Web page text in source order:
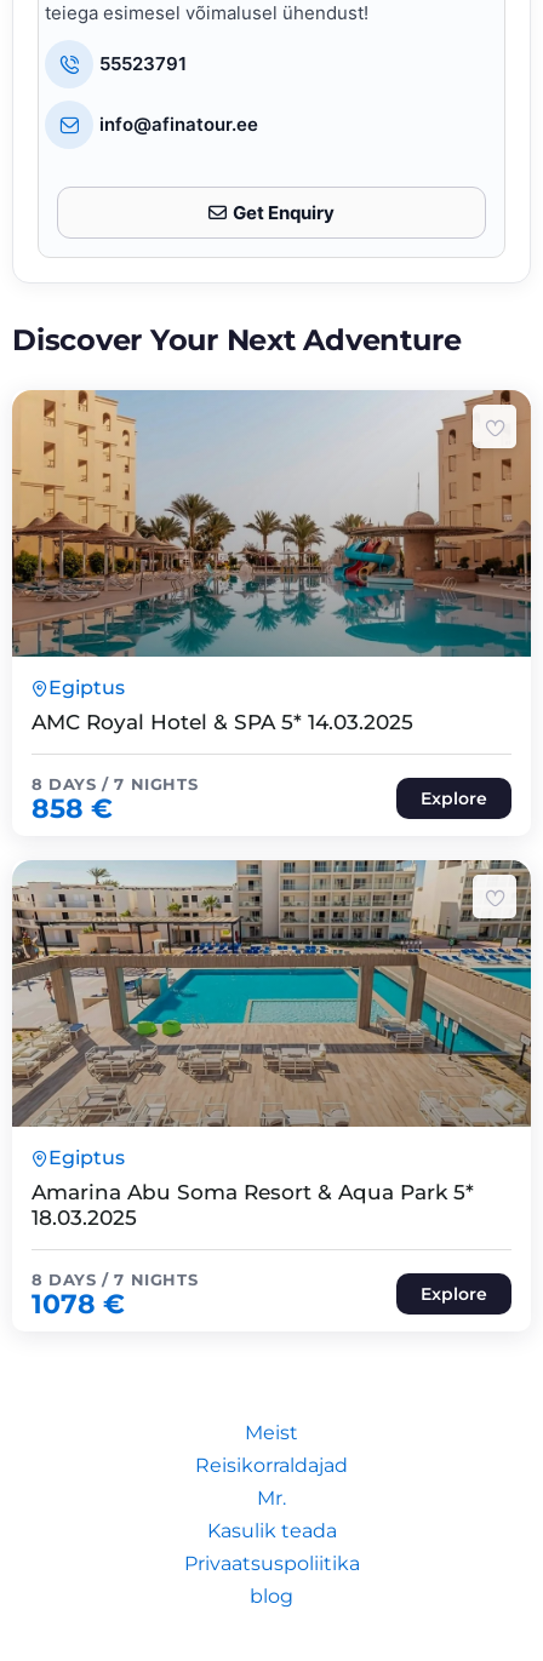
teiega esimesel võimalusel ühendust!
55523791
info@afinatour.ee
Get Enquiry
Discover Your Next Adventure
Egiptus
AMC Royal Hotel & SPA 5* 14.03.2025
8 DAYS / 7 NIGHTS
858 € Explore
Egiptus
Amarina Abu Soma Resort & Aqua Park 5*
18.03.2025
8 DAYS / 7 NIGHTS
1078 € Explore
Meist
Reisikorraldajad
Mr.
Kasulik teada
Privaatsuspoliitika
blog